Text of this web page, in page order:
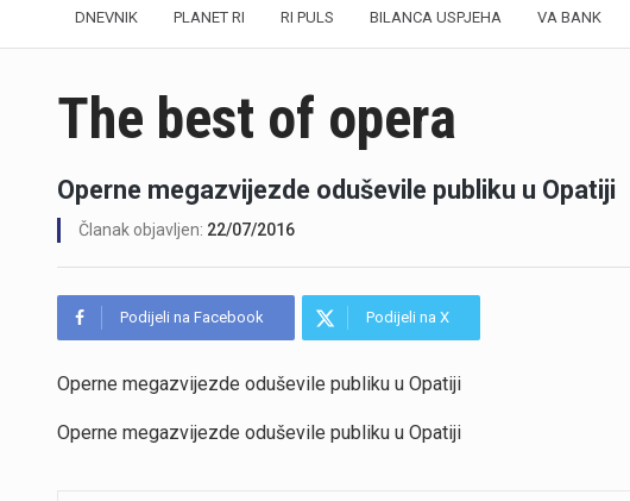
DNEVNIK PLANET RI RI PULS BILANCA USPJEHA VA BANK
The best of opera
Operne megazvijezde oduševile publiku u Opatiji
Članak objavljen: 22/07/2016
Podijeli na Facebook Podijeli na X
Operne megazvijezde oduševile publiku u Opatiji
Operne megazvijezde oduševile publiku u Opatiji